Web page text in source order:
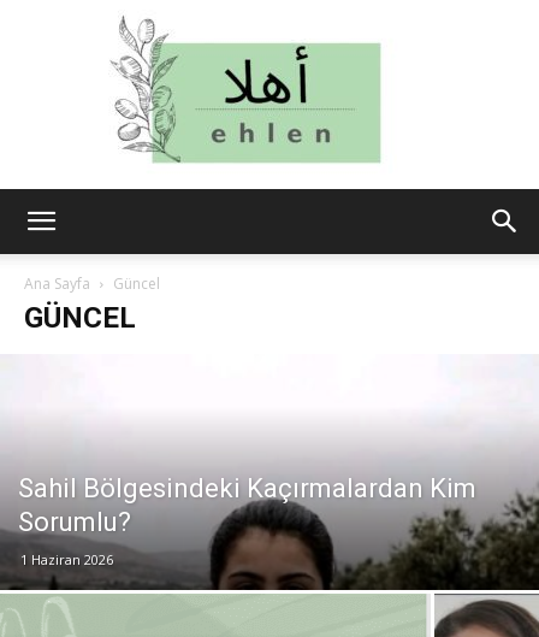
Ana Sayfa Güncel
GÜNCEL
Sahil Bölgesindeki Kaçırmalardan Kim
Sorumlu?
1 Haziran 2026